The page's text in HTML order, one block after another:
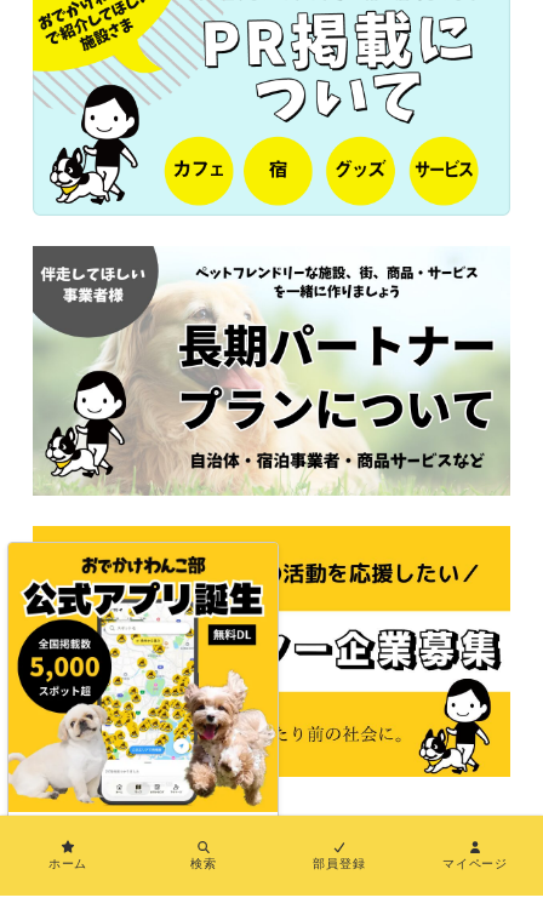
© 2021おでかけわんこ部
ホーム 検索 部員登録 マイページ